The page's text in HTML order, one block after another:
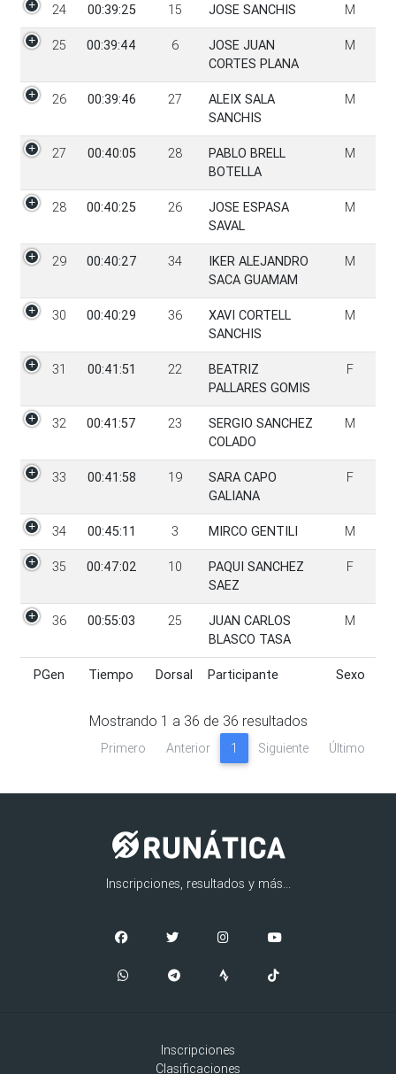
PGen Tiempo Dorsal Participante Sexo
24 00:39:25 15 JOSE SANCHIS M
25 00:39:44 6
JOSE JUAN
CORTES PLANA
M
26 00:39:46 27
ALEIX SALA
SANCHIS
M
27 00:40:05 28
PABLO BRELL
BOTELLA
M
28 00:40:25 26
JOSE ESPASA
SAVAL
M
29 00:40:27 34
IKER ALEJANDRO
SACA GUAMAM
M
30 00:40:29 36
XAVI CORTELL
SANCHIS
M
31 00:41:51 22
BEATRIZ
PALLARES GOMIS
F
32 00:41:57 23
SERGIO SANCHEZ
COLADO
M
33 00:41:58 19
SARA CAPO
GALIANA
F
34 00:45:11 3 MIRCO GENTILI M
35 00:47:02 10
PAQUI SANCHEZ
SAEZ
F
36 00:55:03 25
JUAN CARLOS
BLASCO TASA
M
PGen Tiempo Dorsal Participante Sexo
Mostrando 1 a 36 de 36 resultados
Primero Anterior 1 Siguiente Último
Inscripciones, resultados y más...
Inscripciones
Clasificaciones